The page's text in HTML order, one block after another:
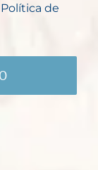
Política de